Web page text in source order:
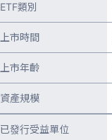
ETF類別
上市時間
上市年齡
資產規模
已發行受益單位